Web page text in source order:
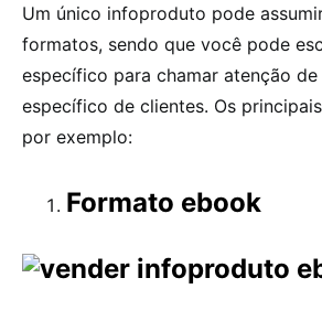
Um único infoproduto pode
formatos, sendo que você pode
específico para chamar atenção
específico de clientes. Os
por exemplo:
Formato ebook